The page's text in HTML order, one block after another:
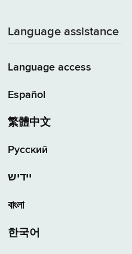
Language assistance
Language access
Español
繁體中文
Русский
יידיש
বাংলা
한국어